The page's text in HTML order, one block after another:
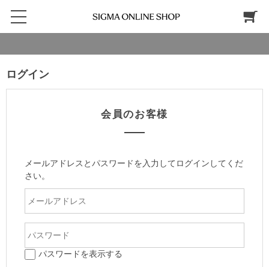
ログイン
会員のお客様
メールアドレスとパスワードを入力してログインしてくだ
さい。
パスワードを表示する